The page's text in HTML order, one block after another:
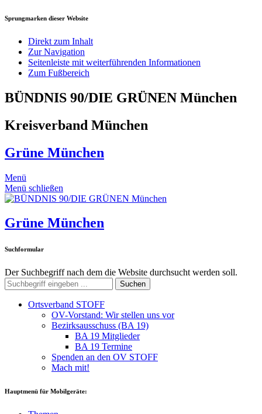
Sprungmarken dieser Website
Direkt zum Inhalt
Zur Navigation
Seitenleiste mit weiterführenden Informationen
Zum Fußbereich
BÜNDNIS 90/DIE GRÜNEN München
Kreisverband München
Grüne München
Menü
Menü schließen
Grüne München
Suchformular
Der Suchbegriff nach dem die Website durchsucht werden soll.
Suchen
Ortsverband STOFF
OV-Vorstand: Wir stellen uns vor
Bezirksausschuss (BA 19)
BA 19 Mitglieder
BA 19 Termine
Spenden an den OV STOFF
Mach mit!
Hauptmenü für Mobilgeräte: